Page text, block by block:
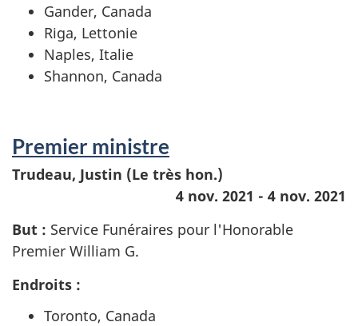
Gander, Canada
Riga, Lettonie
Naples, Italie
Shannon, Canada
Premier ministre
Trudeau, Justin (Le très hon.)
4 nov. 2021 - 4 nov. 2021
But : Service Funéraires pour l'Honorable
Premier William G.
Endroits :
Toronto, Canada